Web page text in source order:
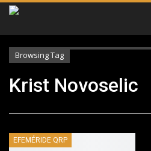
Browsing Tag
Krist Novoselic
EFEMÉRIDE QRP